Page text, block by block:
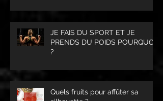
JE FAIS DU SPORT ET JE
PRENDS DU POIDS POURQUOI
?
Quels fruits pour affûter sa